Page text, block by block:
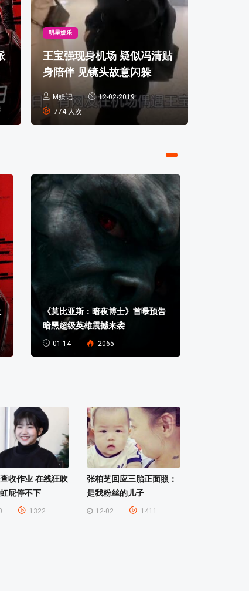
，一定要扔掉这三
东西
1513 人次
明星娱乐
王宝强现身机场 疑似冯清贴
身陪伴 见镜头故意闪躲
M娱记
12-02-2019
774 人次
《莫比亚斯：暗夜博士》首曝预告
暗黑超级英雄震撼来袭
01-14 2065
收作业 在线狂吹
屁停不下
1322
张柏芝回应三胎正面照：
是我粉丝的儿子
12-02 1411